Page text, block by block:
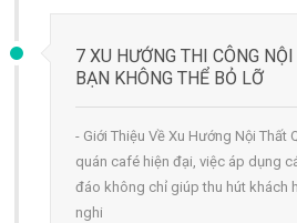
7 XU HƯỚNG THI CÔNG
BẠN KHÔNG THỂ BỎ LỠ
- Giới Thiệu Về Xu Hướng Nội Thất
quán café hiện đại, việc áp dụng
đáo không chỉ giúp thu hút khách
nghi